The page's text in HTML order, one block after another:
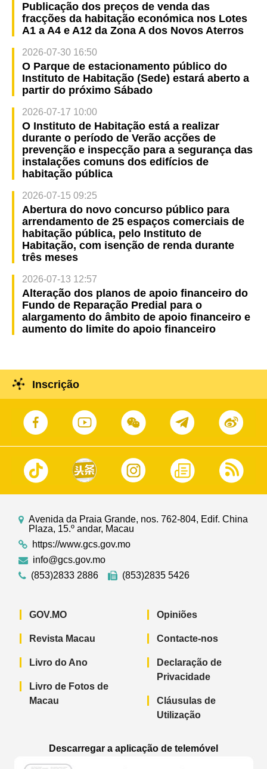
Publicação dos preços de venda das
fracções da habitação económica nos Lotes
A1 a A4 e A12 da Zona A dos Novos Aterros
2026-07-30 16:50
O Parque de estacionamento público do
Instituto de Habitação (Sede) estará aberto a
partir do próximo Sábado
2026-07-17 10:00
O Instituto de Habitação está a realizar
durante o período de Verão acções de
prevenção e inspecção para a segurança das
instalações comuns dos edifícios de
habitação pública
2026-07-15 09:25
Abertura do novo concurso público para
arrendamento de 25 espaços comerciais de
habitação pública, pelo Instituto de
Habitação, com isenção de renda durante
três meses
2026-07-13 12:57
Alteração dos planos de apoio financeiro do
Fundo de Reparação Predial para o
alargamento do âmbito de apoio financeiro e
aumento do limite do apoio financeiro
Inscrição
Avenida da Praia Grande, nos. 762-804, Edif. China
Plaza, 15.º andar, Macau
https://www.gcs.gov.mo
info@gcs.gov.mo
(853)2833 2886
(853)2835 5426
GOV.MO
Revista Macau
Livro do Ano
Livro de Fotos de
Macau
Opiniões
Contacte-nos
Declaração de
Privacidade
Cláusulas de
Utilização
Descarregar a aplicação de telemóvel